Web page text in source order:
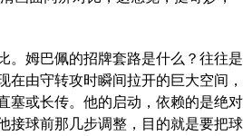
。姆巴佩的招牌套路是什么？往往是
在由守转攻时瞬间拉开的巨大空间，
塞或长传。他的启动，依赖的是绝对
接球前那几步调整，目的就是要把球